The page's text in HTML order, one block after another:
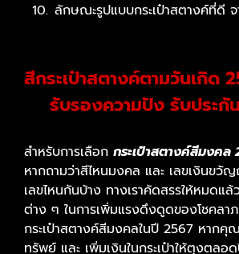
ลักษณะรูปแบบกระเป๋าสตางค์ที่ดี
สีกระเป๋าสตางค์ตามวันเกิด
รับรองความปัง รับประกั
สำหรับการเลือก กระเป๋าสตางค์สีมงคล
หากถามว่าสีไหนมงคล และ เลขเงินขวัญ
เลขไหนกันบ้าง ทางเราคัดสรรให้หมดแ
ต่าง ๆ ในการเพิ่มแรงดึงดูดของโชคลา
กระเป๋าสตางค์สีมงคลในปี 2567 หากคุณ
ทรัพย์ และ เพิ่มเงินในกระเป๋าให้ตุงตลอ